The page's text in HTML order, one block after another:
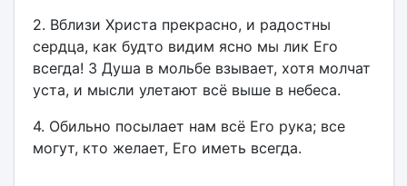
2. Вблизи Христа прекрасно, и радостны
сердца, как будто видим ясно мы лик Его
всегда! З Душа в мольбе взывает, хотя молчат
уста, и мысли улетают всё выше в небеса.
4. Обильно посылает нам всё Его рука; все
могут, кто желает, Его иметь всегда.